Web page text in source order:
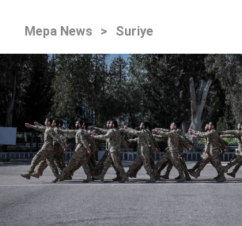
Mepa News > Suriye